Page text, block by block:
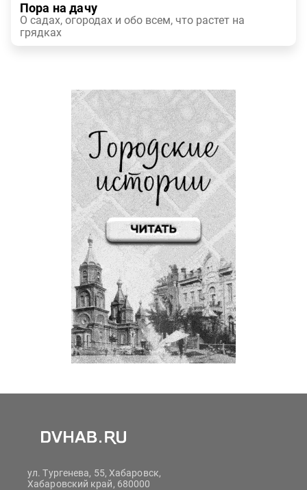
Пора на дачу
О садах, огородах и обо всем, что растет на
грядках
ул. Тургенева, 55, Хабаровск,
Хабаровский край, 680000